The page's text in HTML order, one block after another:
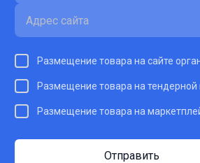
Размещение товара на сайте
Размещение товара на
Размещение товара на
Отправить